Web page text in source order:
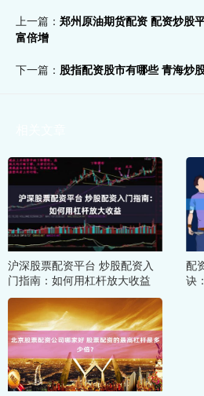
上一篇： 郑州原油期货配资 配资炒股
富倍增
下一篇： 股指配资股市有哪些 青海炒
沪深股票配资平台 炒股配资入
门指南：如何用杠杆放大收益
配
诀